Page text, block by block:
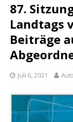
87.
Landtags
Beiträge
Juli 6, 2021